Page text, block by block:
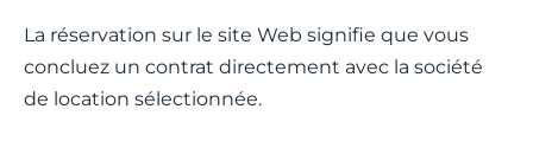
La réservation sur le site Web signifie que vous
concluez un contrat directement avec la société
de location sélectionnée.